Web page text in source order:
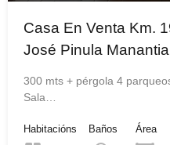
Casa En Venta Km.
José Pinula
300 mts + pérgola 4
Sala…
Habitacións
Baños
Área